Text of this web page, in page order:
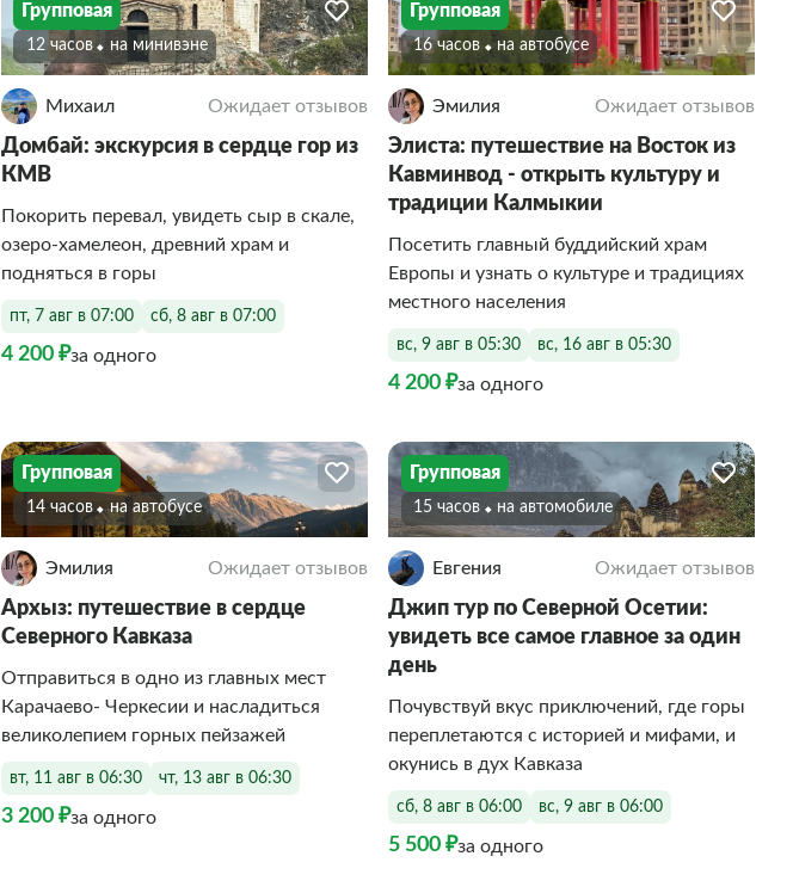
Групповая
12 часов На минивэне
Михаил Ожидает отзывов
Домбай: экскурсия в сердце гор из
КМВ
Покорить перевал, увидеть сыр в скале,
озеро‑хамелеон, древний храм и
подняться в горы
пт, 7 авг в 07:00 сб, 8 авг в 07:00
4 200 ₽за одного
Групповая
16 часов На автобусе
Эмилия Ожидает отзывов
Элиста: путешествие на Восток из
Кавминвод - открыть культуру и
традиции Калмыкии
Посетить главный буддийский храм
Европы и узнать о культуре и традициях
местного населения
вс, 9 авг в 05:30 вс, 16 авг в 05:30
4 200 ₽за одного
Групповая
14 часов На автобусе
Эмилия Ожидает отзывов
Архыз: путешествие в сердце
Северного Кавказа
Отправиться в одно из главных мест
Карачаево- Черкесии и насладиться
великолепием горных пейзажей
вт, 11 авг в 06:30 чт, 13 авг в 06:30
3 200 ₽за одного
Групповая
15 часов На автомобиле
Евгения Ожидает отзывов
Джип тур по Северной Осетии:
увидеть все самое главное за один
день
Почувствуй вкус приключений, где горы
переплетаются с историей и мифами, и
окунись в дух Кавказа
сб, 8 авг в 06:00 вс, 9 авг в 06:00
5 500 ₽за одного